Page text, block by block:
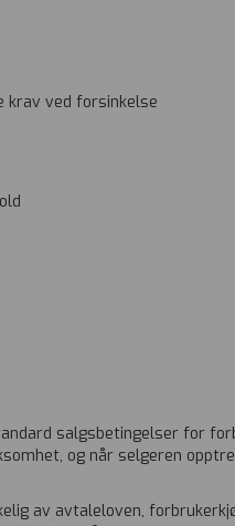
krav ved forsinkelse
salgsbetingelser for
og når selgeren
av avtaleloven,